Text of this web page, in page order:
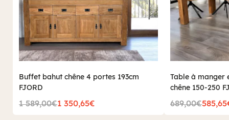
Buffet bahut chêne 4 portes 193cm
FJORD
1 589,00€1 350,65€
Table à manger
chêne 150-250
689,00€